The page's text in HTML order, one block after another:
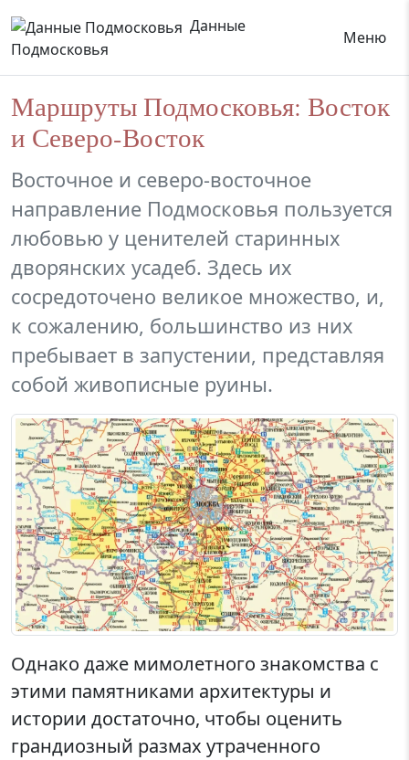
Данные
Подмосковья
Меню
Маршруты Подмосковья: Восток
и Северо-Восток
Восточное и северо-восточное
направление Подмосковья пользуется
любовью у ценителей старинных
дворянских усадеб. Здесь их
сосредоточено великое множество, и,
к сожалению, большинство из них
пребывает в запустении, представляя
собой живописные руины.
Однако даже мимолетного знакомства с
этими памятниками архитектуры и
истории достаточно, чтобы оценить
грандиозный размах утраченного